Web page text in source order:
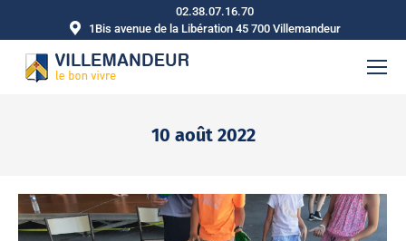
02.38.07.16.70
1Bis avenue de la Libération 45 700 Villemandeur
10 août 2022